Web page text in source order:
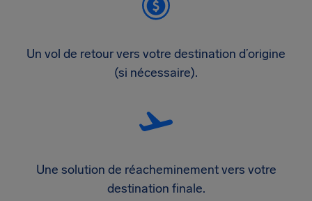
Un vol de retour vers votre destination d’origine
(si nécessaire).
Une solution de réacheminement vers votre
destination finale.